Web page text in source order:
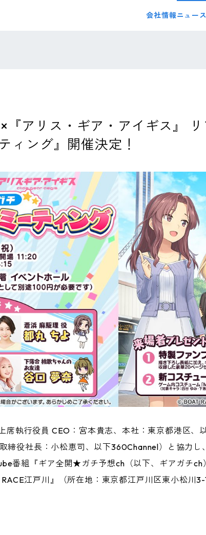
会社情報ニュース
×『アリス・ギア・アイギス』
ィング』開催決定！
席執行役員 CEO：宮本貴志、本社：東京都港区、
締役社長：小松恵司、以下360Channel）と協力し
番組『ギア全開★ガチ予想ch（以下、ギアガチ
江戸川』（所在地：東京都江戸川区東小松川